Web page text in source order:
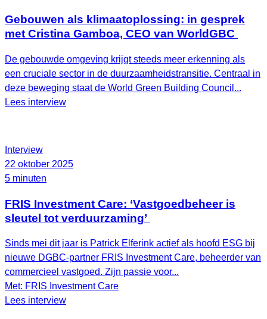
Gebouwen als klimaatoplossing: in gesprek
met Cristina Gamboa, CEO van WorldGBC
De gebouwde omgeving krijgt steeds meer erkenning als
een cruciale sector in de duurzaamheidstransitie. Centraal in
deze beweging staat de World Green Building Council...
Lees interview
Interview
22 oktober 2025
5 minuten
FRIS Investment Care: ‘Vastgoedbeheer is
sleutel tot verduurzaming’
Sinds mei dit jaar is Patrick Elferink actief als hoofd ESG bij
nieuwe DGBC-partner FRIS Investment Care, beheerder van
commercieel vastgoed. Zijn passie voor...
Met: FRIS Investment Care
Lees interview